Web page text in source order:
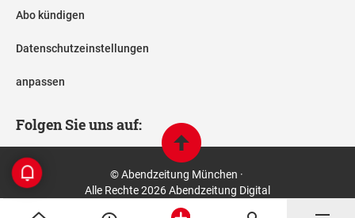
Abo kündigen
Datenschutzeinstellungen
anpassen
Folgen Sie uns auf:
© Abendzeitung München ·
Alle Rechte 2026 Abendzeitung Digital